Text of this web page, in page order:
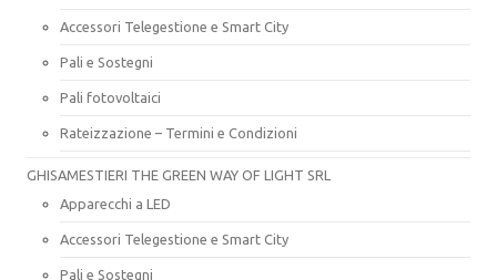
Accessori Telegestione e Smart City
Pali e Sostegni
Pali fotovoltaici
Rateizzazione – Termini e Condizioni
GHISAMESTIERI THE GREEN WAY OF LIGHT SRL
Apparecchi a LED
Accessori Telegestione e Smart City
Pali e Sostegni